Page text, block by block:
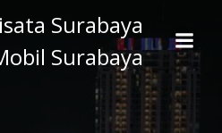
to
content
Surabaya
Surabaya